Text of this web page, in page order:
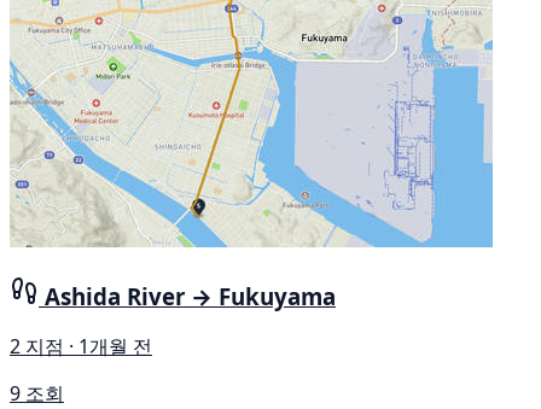
Ashida River → Fukuyama
2 지점 · 1개월 전
9 조회